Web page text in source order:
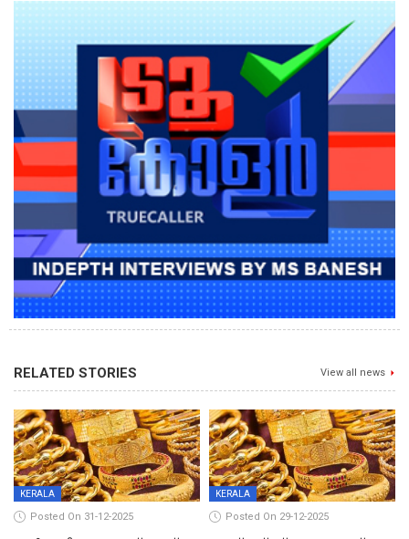
RELATED STORIES View all news
KERALA
Posted On 31-12-2025
KERALA
Posted On 29-12-2025